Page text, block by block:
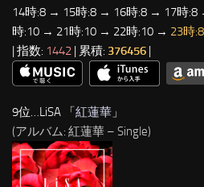
14時:8 → 15時:8 → 16時:8 → 17時
時:10 → 21時:10 → 22時:10 → 23時:8
| 指数: 1442 | 累積: 376456 |
9位…LiSA 「紅蓮華 」
(アルバム: 紅蓮華 – Single)